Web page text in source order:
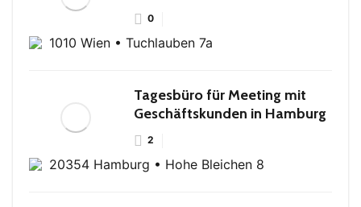
0
1010 Wien • Tuchlauben 7a
Tagesbüro für Meeting mit
Geschäftskunden in Hamburg
2
20354 Hamburg • Hohe Bleichen 8